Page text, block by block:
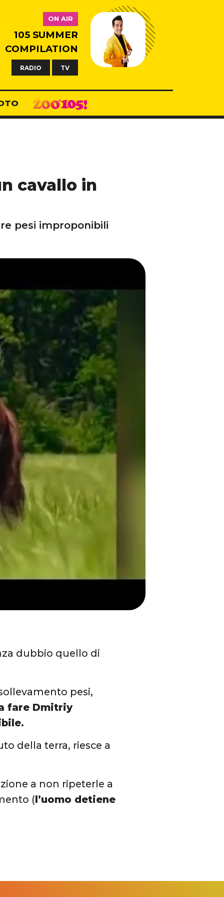
ON AIR
105 SUMMER
COMPILATION
RADIO TV
cavallo in
pesi improponibili
dubbio quello di
pesi,
fare Dmitriy
della terra, riesce a
a non ripeterle a
(l’uomo detiene